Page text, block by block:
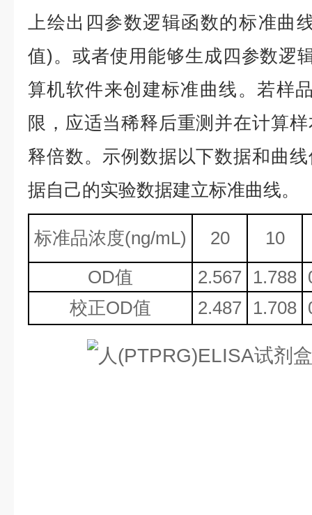
上绘出四参数逻辑函数的标准曲
值)。或者使用能够生成四参数逻
算机软件来创建标准曲线。若样
限，应适当稀释后重测并在计算
释倍数。示例数据以下数据和曲
据自己的实验数据建立标准曲线。
标准品浓度(ng/mL) 20
10
OD值
2.567 1.788
校正OD值 2.487 1.708